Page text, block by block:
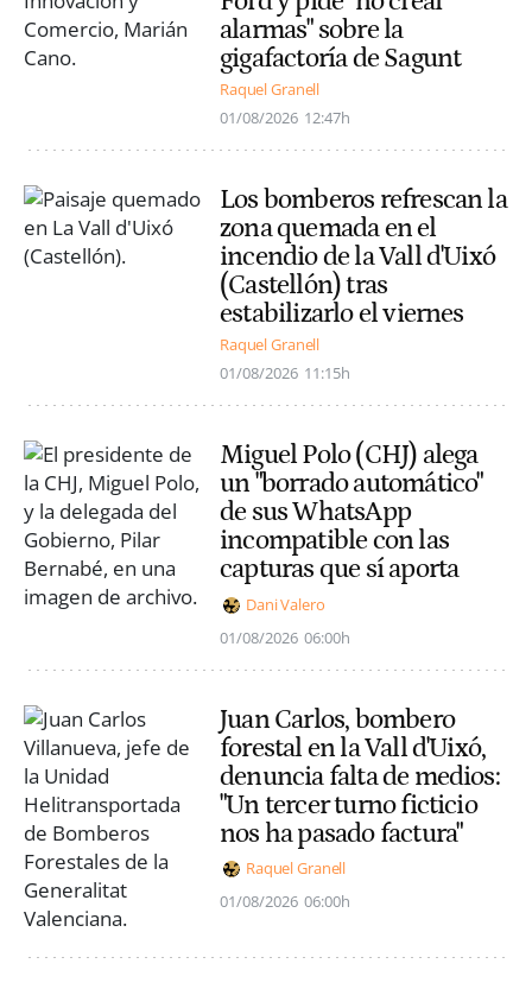
alarmas" sobre la
gigafactoría de Sagunt
Raquel Granell
01/08/2026 12:47h
Los bomberos refrescan la
zona quemada en el
incendio de la Vall d'Uixó
(Castellón) tras
estabilizarlo el viernes
Raquel Granell
01/08/2026 11:15h
Miguel Polo (CHJ) alega
un "borrado automático"
de sus WhatsApp
incompatible con las
capturas que sí aporta
Dani Valero
01/08/2026 06:00h
Juan Carlos, bombero
forestal en la Vall d'Uixó,
denuncia falta de medios:
"Un tercer turno ficticio
nos ha pasado factura"
Raquel Granell
01/08/2026 06:00h